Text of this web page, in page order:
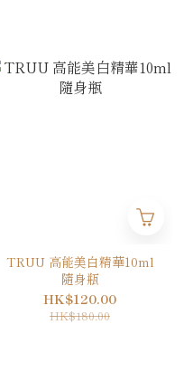
TRUU 高能美白精華10ml
隨身瓶
HK$120.00
HK$180.00